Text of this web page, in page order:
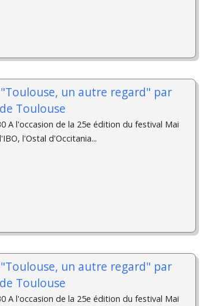
un autre regard" par
Toulouse
A l'occasion de la 25e édition du festival Mai
l'Ostal d'Occitania...
un autre regard" par
Toulouse
A l'occasion de la 25e édition du festival Mai